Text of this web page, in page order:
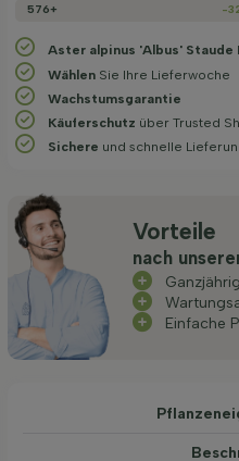
576+
-
Aster alpinus 'Albus' Staude
Wählen Sie Ihre Lieferwoche
Wachstums­garantie
Käuferschutz über Trusted
Sichere und schnelle
Vorteile
nach
Einfache